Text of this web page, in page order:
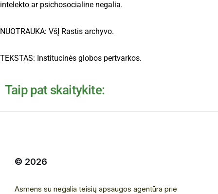
intelekto ar psichosocialine negalia.
NUOTRAUKA: VšĮ Rastis archyvo.
TEKSTAS: Institucinės globos pertvarkos.
Taip pat skaitykite:
© 2026
Asmens su negalia teisių apsaugos agentūra prie